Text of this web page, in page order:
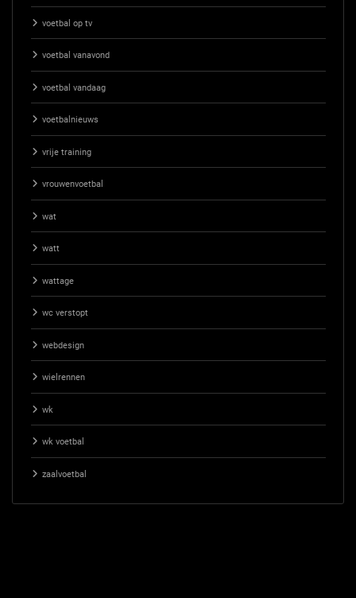
voetbal op tv
voetbal vanavond
voetbal vandaag
voetbalnieuws
vrije training
vrouwenvoetbal
wat
watt
wattage
wc verstopt
webdesign
wielrennen
wk
wk voetbal
zaalvoetbal